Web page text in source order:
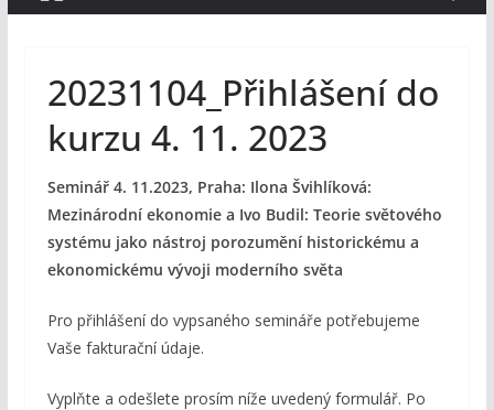
20231104_Přihlášení do
kurzu 4. 11. 2023
Seminář 4. 11.2023, Praha: Ilona Švihlíková:
Mezinárodní ekonomie a Ivo Budil: Teorie světového
systému jako nástroj porozumění historickému a
ekonomickému vývoji moderního světa
Pro přihlášení do vypsaného semináře potřebujeme
Vaše fakturační údaje.
Vyplňte a odešlete prosím níže uvedený formulář. Po